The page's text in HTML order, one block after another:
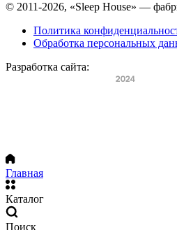
© 2011-2026, «Sleep House» —
Политика
Обработка персональных
Разработка сайта:
Главная
Каталог
Поиск